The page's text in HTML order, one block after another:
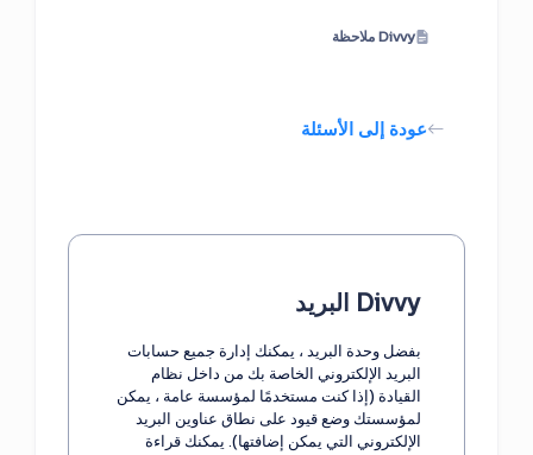
Divvy ملاحظة
عودة إلى الأسئلة
Divvy البريد
بفضل وحدة البريد ، يمكنك إدارة جميع حسابات
البريد الإلكتروني الخاصة بك من داخل نظام
القيادة (إذا كنت مستخدمًا لمؤسسة عامة ، يمكن
لمؤسستك وضع قيود على نطاق عناوين البريد
الإلكتروني التي يمكن إضافتها). يمكنك قراءة